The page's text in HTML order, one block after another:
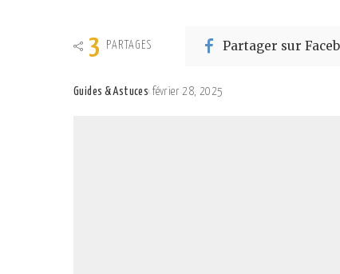
3 PARTAGES Partager sur
Guides & Astuces février 28, 2025